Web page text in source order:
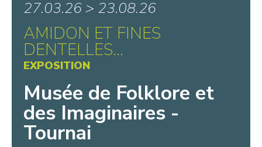
27.03.26 > 23.08.26
AMIDON ET FINES
DENTELLES…
EXPOSITION
Musée de Folklore et
des Imaginaires -
Tournai